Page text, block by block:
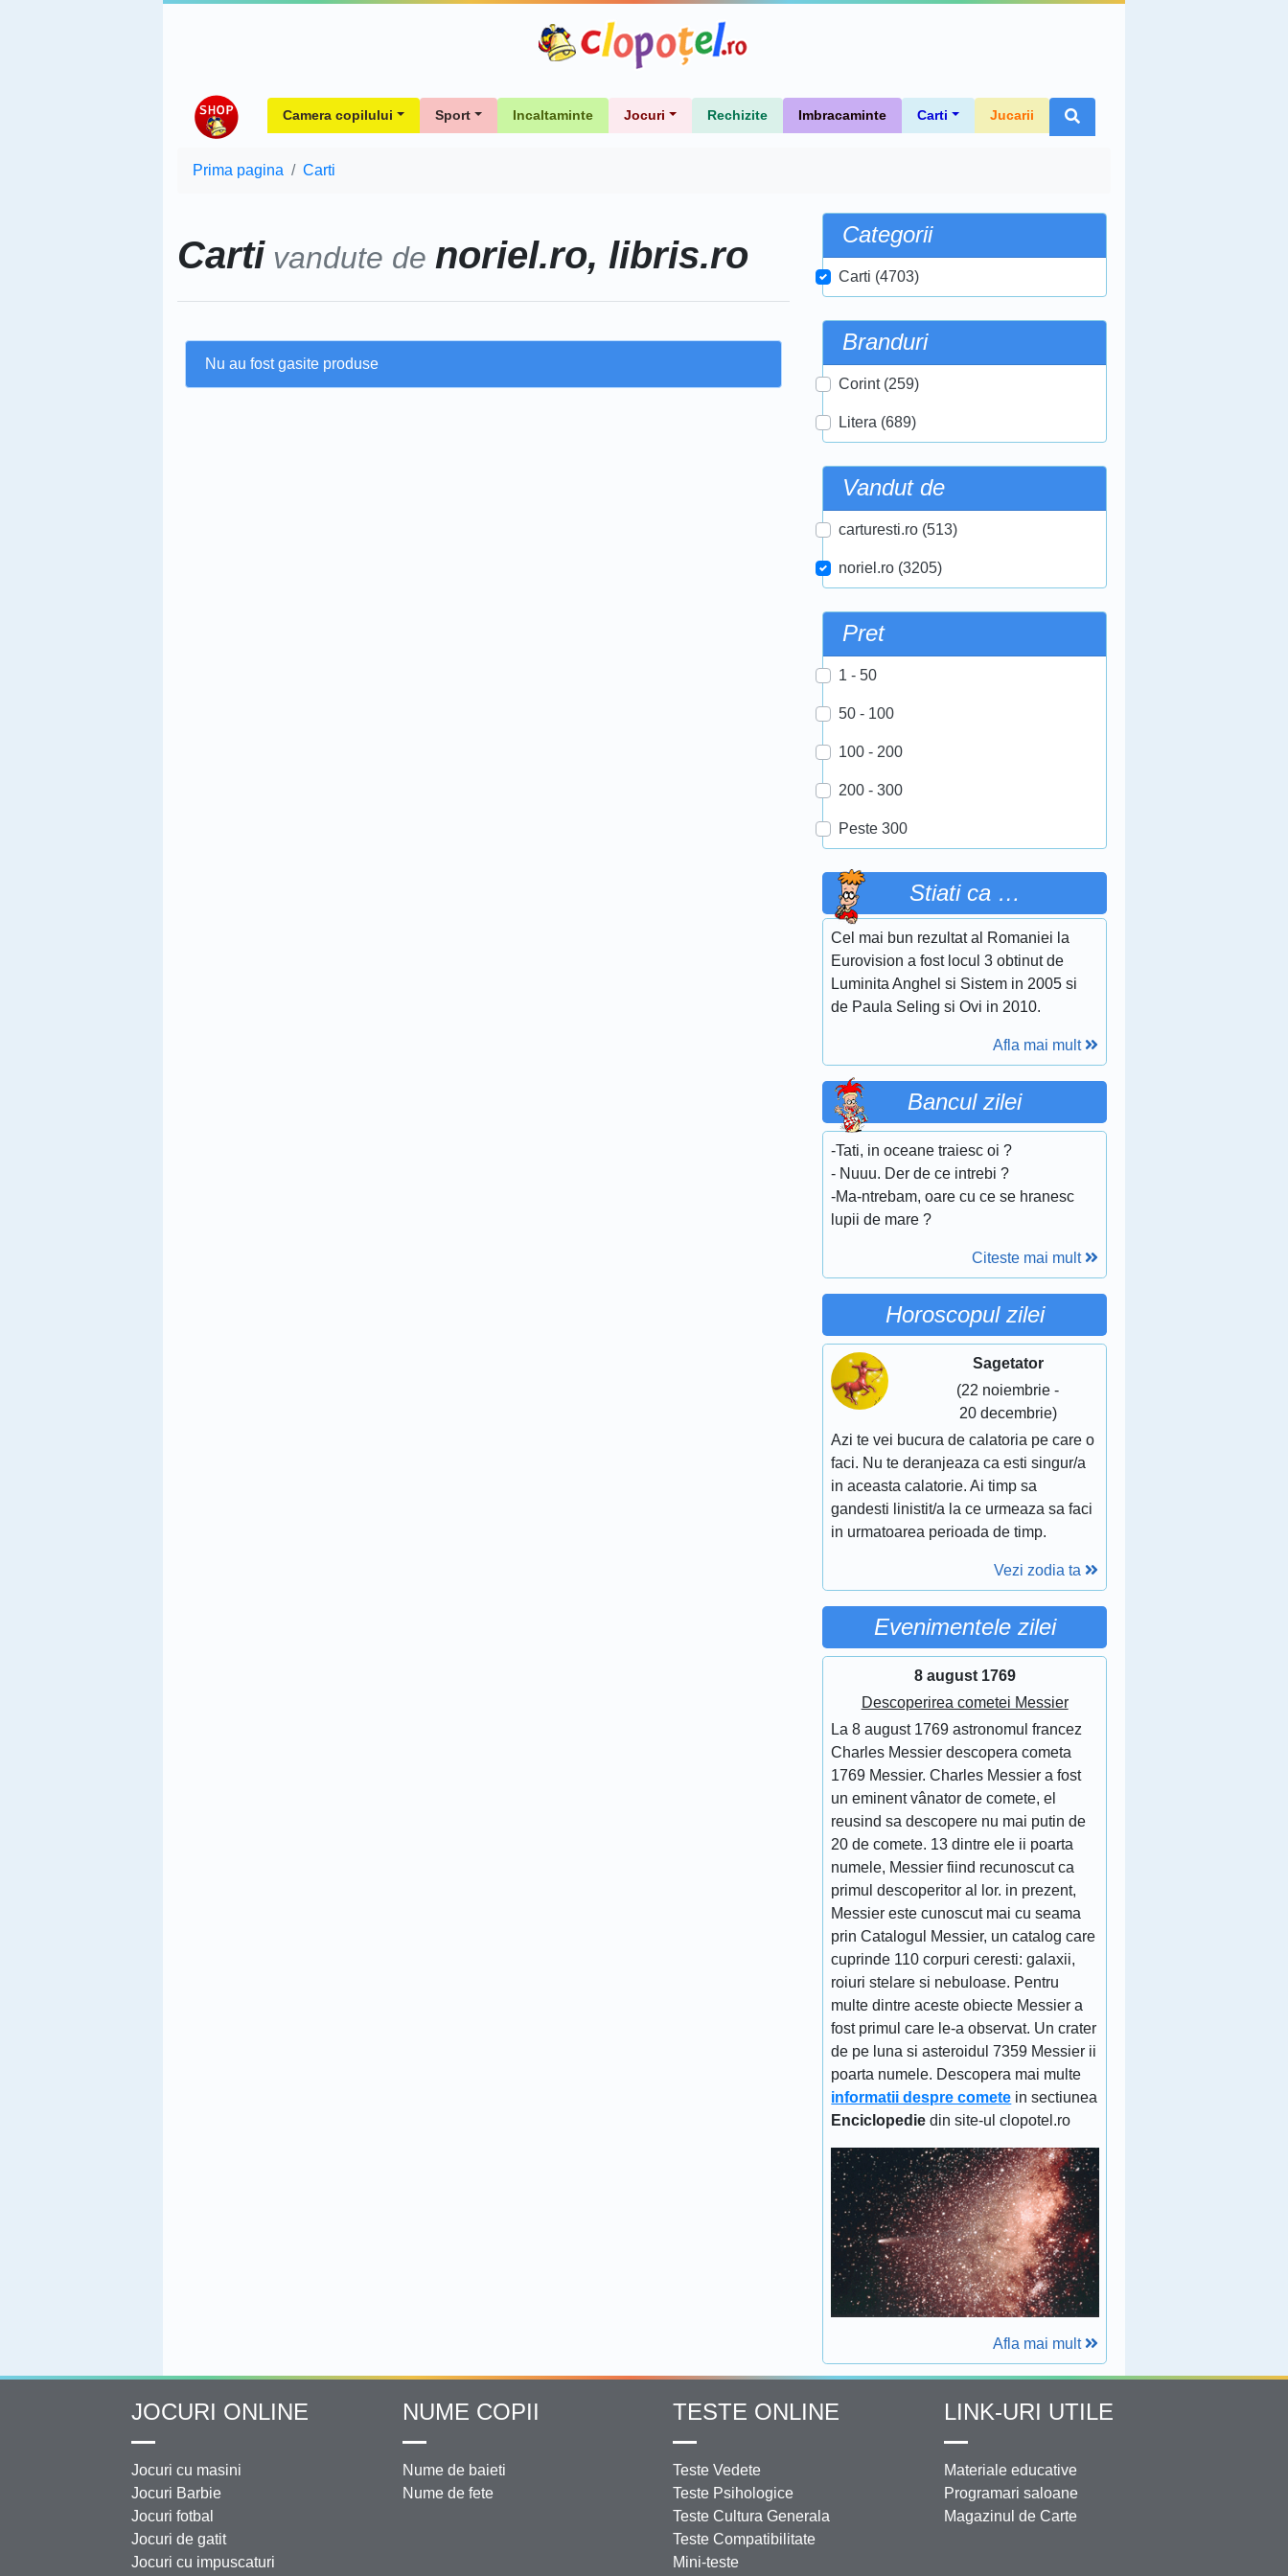
Camera copilului Sport Incaltaminte Jocuri Rechizite Imbracaminte Carti Jucarii
Prima pagina Carti
Carti vandute de noriel.ro, libris.ro
Nu au fost gasite produse
Categorii
Carti (4703)
Branduri
Corint (259)
Litera (689)
Vandut de
carturesti.ro (513)
noriel.ro (3205)
Pret
1 - 50
50 - 100
100 - 200
200 - 300
Peste 300
Stiati ca …
Cel mai bun rezultat al Romaniei la
Eurovision a fost locul 3 obtinut de
Luminita Anghel si Sistem in 2005 si
de Paula Seling si Ovi in 2010.
Afla mai mult
Bancul zilei
-Tati, in oceane traiesc oi ?
- Nuuu. Der de ce intrebi ?
-Ma-ntrebam, oare cu ce se hranesc
lupii de mare ?
Citeste mai mult
Horoscopul zilei
Sagetator
(22 noiembrie -
20 decembrie)
Azi te vei bucura de calatoria pe care o
faci. Nu te deranjeaza ca esti singur/a
in aceasta calatorie. Ai timp sa
gandesti linistit/a la ce urmeaza sa faci
in urmatoarea perioada de timp.
Vezi zodia ta
Evenimentele zilei
8 august 1769
Descoperirea cometei Messier
La 8 august 1769 astronomul francez
Charles Messier descopera cometa
1769 Messier. Charles Messier a fost
un eminent vânator de comete, el
reusind sa descopere nu mai putin de
20 de comete. 13 dintre ele ii poarta
numele, Messier fiind recunoscut ca
primul descoperitor al lor. in prezent,
Messier este cunoscut mai cu seama
prin Catalogul Messier, un catalog care
cuprinde 110 corpuri ceresti: galaxii,
roiuri stelare si nebuloase. Pentru
multe dintre aceste obiecte Messier a
fost primul care le-a observat. Un crater
de pe luna si asteroidul 7359 Messier ii
poarta numele. Descopera mai multe
informatii despre comete in sectiunea
Enciclopedie din site-ul clopotel.ro
Afla mai mult
JOCURI ONLINE
Jocuri cu masini
Jocuri Barbie
Jocuri fotbal
Jocuri de gatit
Jocuri cu impuscaturi
NUME COPII
Nume de baieti
Nume de fete
TESTE ONLINE
Teste Vedete
Teste Psihologice
Teste Cultura Generala
Teste Compatibilitate
Mini-teste
LINK-URI UTILE
Materiale educative
Programari saloane
Magazinul de Carte